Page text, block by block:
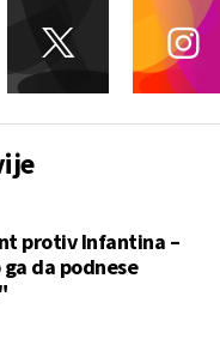
protiv Infantina –
da podnese